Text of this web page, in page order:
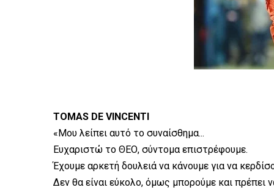
TOMAS DE VINCENTI
«Μου λείπει αυτό το συναίσθημα...
Ευχαριστώ το ΘΕΟ, σύντομα επιστρέφουμε.
Έχουμε αρκετή δουλειά να κάνουμε για να
Δεν θα είναι εύκολο, όμως μπορούμε και πρέπει